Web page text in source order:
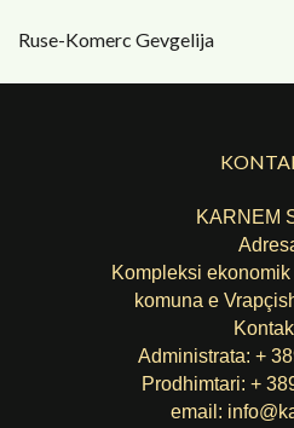
Ruse-Komerc Gevgelija
KARNEM
Kompleksi ekonomik
komuna е
Administrata: +
Prodhimtari: +
email: